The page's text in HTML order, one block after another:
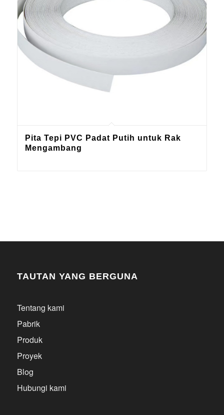
Pita Tepi PVC Padat Putih untuk Rak
Mengambang
TAUTAN YANG BERGUNA
Tentang kami
Pabrik
Produk
Proyek
Blog
Hubungi kami